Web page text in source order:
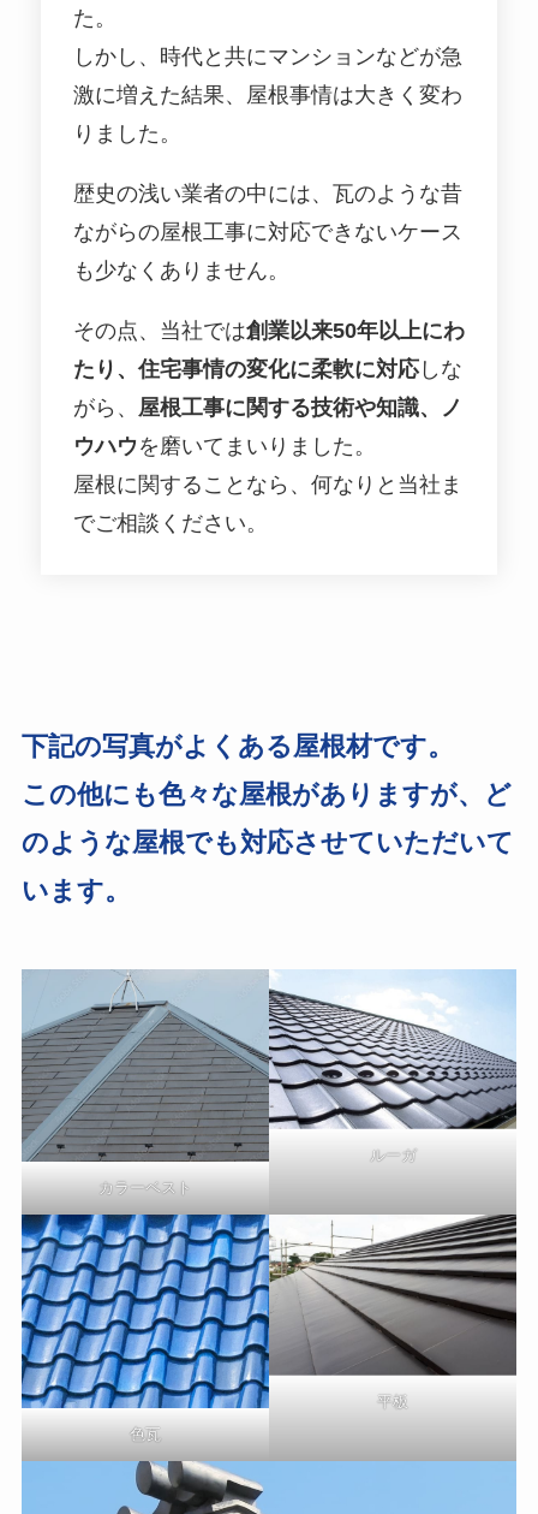
た。
しかし、時代と共にマンションなどが急
激に増えた結果、屋根事情は大きく変わ
りました。
歴史の浅い業者の中には、瓦のような昔
ながらの屋根工事に対応できないケース
も少なくありません。
その点、当社では創業以来50年以上にわ
たり、住宅事情の変化に柔軟に対応しな
がら、
屋根工事に関する技術や知識、ノ
ウハウを磨いてまいりました。
屋根に関することなら、何なりと当社ま
でご相談ください。
下記の写真がよくある屋根材です。
この他にも色々な屋根がありますが、ど
のような屋根でも対応させていただいて
います。
カラーベスト
ルーガ
色瓦
平板